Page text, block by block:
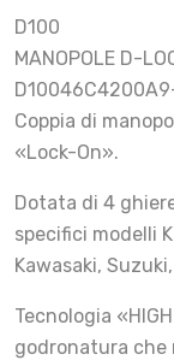
D100
MANOPOLE D-
Coppia di
«Lock-On».
Dotata di 4
specifici modelli
Kawasaki,
Tecnologia
godronatura che